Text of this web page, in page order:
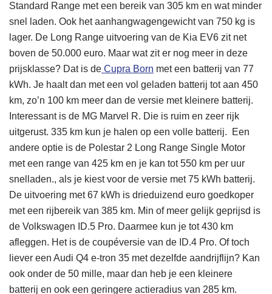
Standard Range met een bereik van 305 km en wat minder
snel laden. Ook het aanhangwagengewicht van 750 kg is
lager. De Long Range uitvoering van de Kia EV6 zit net
boven de 50.000 euro. Maar wat zit er nog meer in deze
prijsklasse? Dat is de Cupra Born met een batterij van 77
kWh. Je haalt dan met een vol geladen batterij tot aan 450
km, zo’n 100 km meer dan de versie met kleinere batterij.
Interessant is de MG Marvel R. Die is ruim en zeer rijk
uitgerust. 335 km kun je halen op een volle batterij. Een
andere optie is de Polestar 2 Long Range Single Motor
met een range van 425 km en je kan tot 550 km per uur
snelladen., als je kiest voor de versie met 75 kWh batterij.
De uitvoering met 67 kWh is drieduizend euro goedkoper
met een rijbereik van 385 km. Min of meer gelijk geprijsd is
de Volkswagen ID.5 Pro. Daarmee kun je tot 430 km
afleggen. Het is de coupéversie van de ID.4 Pro. Of toch
liever een Audi Q4 e-tron 35 met dezelfde aandrijflijn? Kan
ook onder de 50 mille, maar dan heb je een kleinere
batterij en ook een geringere actieradius van 285 km.